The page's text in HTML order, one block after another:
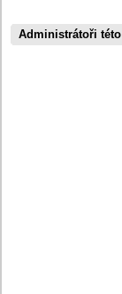
Administrátoři této